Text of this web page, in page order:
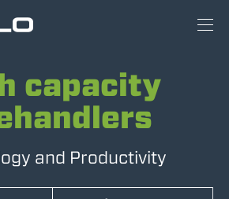
capacity
and Productivity